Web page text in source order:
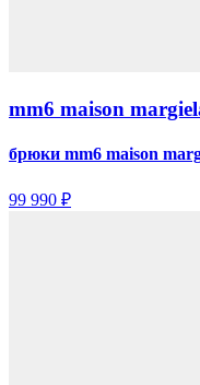
mm6 maison
брюки mm6 maison
99 990 ₽